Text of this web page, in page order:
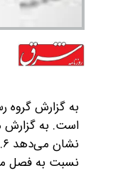
به گزارش گروه
نسبت به فصل مشابه در